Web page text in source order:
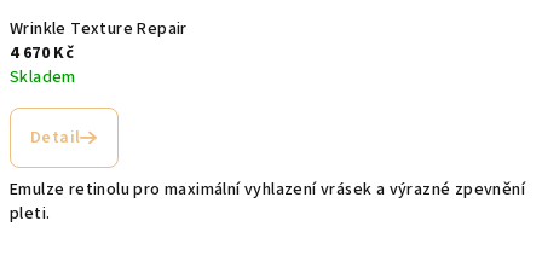
Wrinkle Texture Repair
4 670 Kč
Skladem
Detail
Emulze retinolu pro maximální vyhlazení vrásek a výrazné zpevnění
pleti.